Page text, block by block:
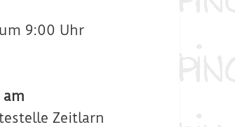
9:00 Uhr
Zeitlarn